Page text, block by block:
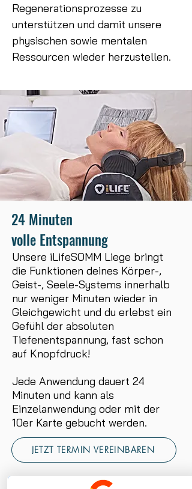
Regenerationsprozesse zu
unterstützen und damit unsere
physischen sowie mentalen
Ressourcen wieder herzustellen.
24 Minuten
volle Entspannung
Unsere iLifeSOMM Liege bringt
die Funktionen deines Körper-,
Geist-, Seele-Systems innerhalb
nur weniger Minuten wieder in
Gleichgewicht und du erlebst ein
Gefühl der absoluten
Tiefenentspannung, fast schon
auf Knopfdruck!
Jede Anwendung dauert 24
Minuten und kann als
Einzelanwendung oder mit der
10er Karte gebucht werden.
JETZT TERMIN VEREINBAREN